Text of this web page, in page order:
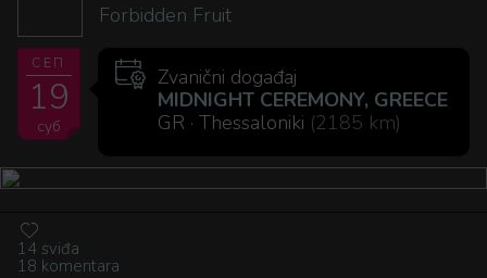
Forbidden Fruit
СЕП
19
суб
Zvanični događaj
MIDNIGHT CEREMONY, GREECE
GR · Thessaloniki (2185 km)
14 sviđa
18 komentara